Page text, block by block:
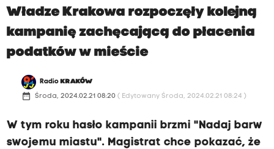
Władze Krakowa rozpoczęły kolejną
kampanię zachęcającą do płacenia
podatków w mieście
Radio KRAKÓW
date_range Środa, 2024.02.21 08:20 ( Edytowany Środa, 2024.02.21 08:24 )
W tym roku hasło kampanii brzmi "Nadaj barw
swojemu miastu". Magistrat chce pokazać, że